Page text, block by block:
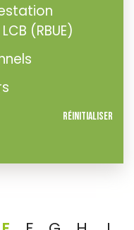
(RBUE)
Réinitialiser